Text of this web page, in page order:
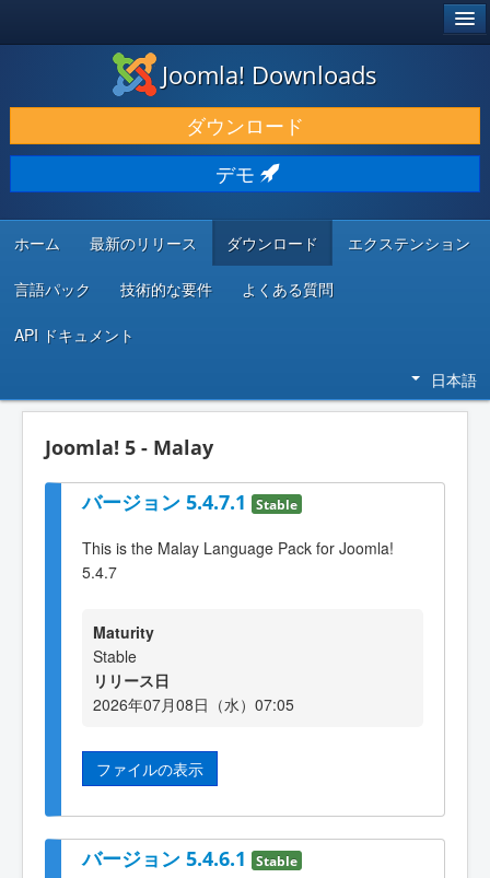
ダウンロードと機能拡張
発見と学び
コミュニティとサポート
開発者向けリソース
Joomla! Downloads
ダウンロード
デモ
ホーム 最新のリリース ダウンロード エクステンション
言語パック 技術的な要件 よくある質問
API ドキュメント
日本語
Joomla! 5 - Malay
バージョン 5.4.7.1 Stable
This is the Malay Language Pack for Joomla!
5.4.7
Maturity
Stable
リリース日
2026年07月08日（水）07:05
ファイルの表示
バージョン 5.4.6.1 Stable